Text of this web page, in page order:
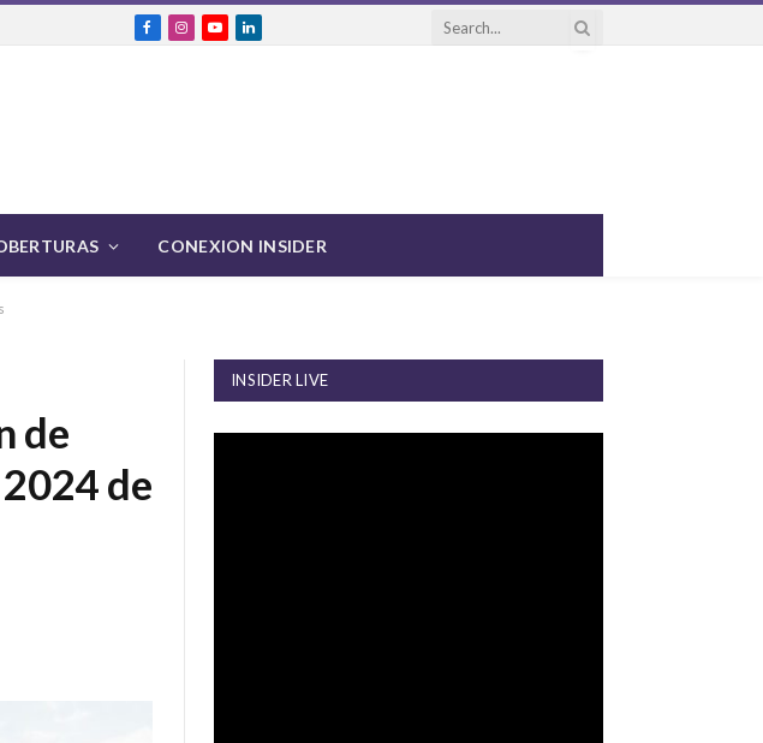
FacebookInstagram
YouTubeLinkedIn
CONEXION INSIDER
de
de
INSIDER LIVE